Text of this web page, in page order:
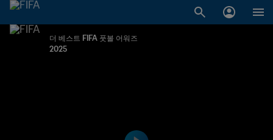
더 베스트 FIFA 풋볼 어워즈
2025